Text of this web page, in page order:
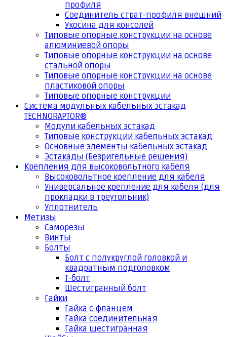
профиля
Соединитель страт-профиля внешний
Укосина для консолей
Типовые опорные конструкции на основе
алюминиевой опоры
Типовые опорные конструкции на основе
стальной опоры
Типовые опорные конструкции на основе
пластиковой опоры
Типовые опорные конструкции
Система модульных кабельных эстакад
TECHNORAPTOR®
Модули кабельных эстакад
Типовые конструкции кабельных эстакад
Основные элементы кабельных эстакад
Эстакады (Безригельные решения)
Крепления для высоковольтного кабеля
Высоковольтное крепление для кабеля
Универсальное крепление для кабеля (для
прокладки в треугольник)
Уплотнитель
Метизы
Саморезы
Винты
Болты
Болт с полукруглой головкой и
квадратным подголовком
Т-болт
Шестигранный болт
Гайки
Гайка с фланцем
Гайка соединительная
Гайка шестигранная